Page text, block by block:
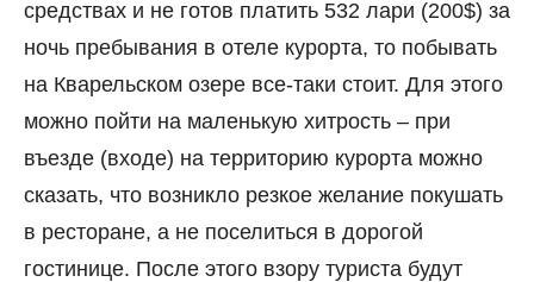
средствах и не готов платить 532 лари (200$) за
ночь пребывания в отеле курорта, то побывать
на Кварельском озере все-таки стоит. Для этого
можно пойти на маленькую хитрость – при
въезде (входе) на территорию курорта можно
сказать, что возникло резкое желание покушать
в ресторане, а не поселиться в дорогой
гостинице. После этого взору туриста будут